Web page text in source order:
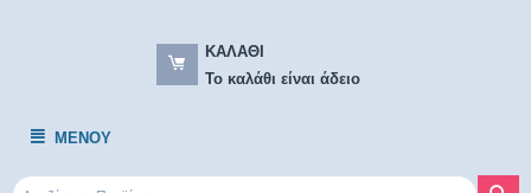
ΚΑΛΆΘΙ
Το καλάθι είναι άδειο
ΜΕΝΟΎ